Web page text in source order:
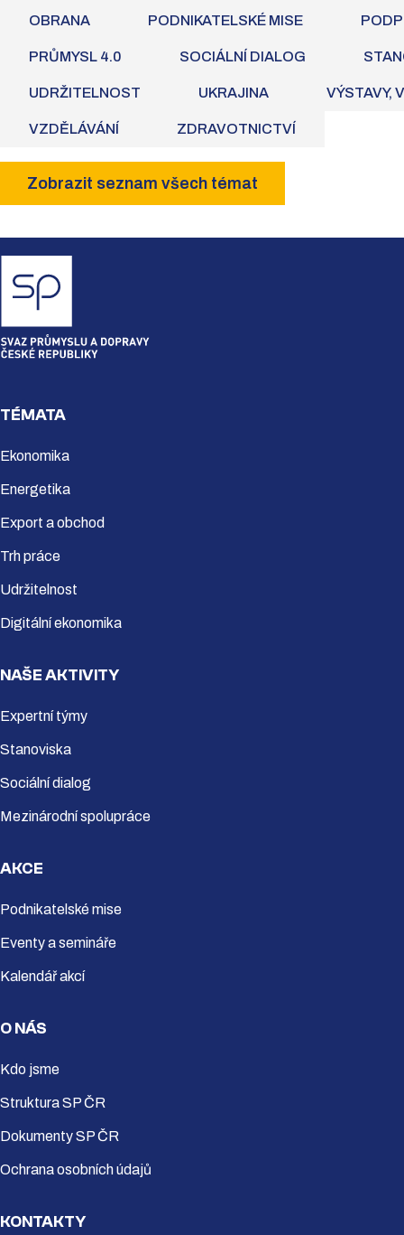
OBRANA PODNIKATELSKÉ MISE
PRŮMYSL 4.0 SOCIÁLNÍ DIALOG
UDRŽITELNOST UKRAJINA VÝSTAVY,
VZDĚLÁVÁNÍ ZDRAVOTNICTVÍ
Zobrazit seznam všech témat
TÉMATA
Ekonomika
Energetika
Export a obchod
Trh práce
Udržitelnost
Digitální ekonomika
NAŠE AKTIVITY
Expertní týmy
Stanoviska
Sociální dialog
Mezinárodní spolupráce
AKCE
Podnikatelské mise
Eventy a semináře
Kalendář akcí
O NÁS
Kdo jsme
Struktura SP ČR
Dokumenty SP ČR
Ochrana osobních údajů
KONTAKTY